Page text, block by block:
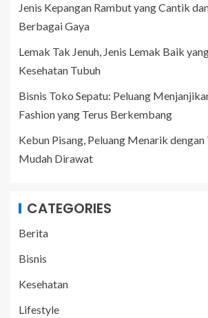
Jenis Kepangan Rambut yang Cantik
Berbagai Gaya
Lemak Tak Jenuh, Jenis Lemak Baik
Kesehatan Tubuh
Bisnis Toko Sepatu: Peluang
Fashion yang Terus Berkembang
Kebun Pisang, Peluang Menarik dengan
Mudah Dirawat
CATEGORIES
Berita
Bisnis
Kesehatan
Lifestyle